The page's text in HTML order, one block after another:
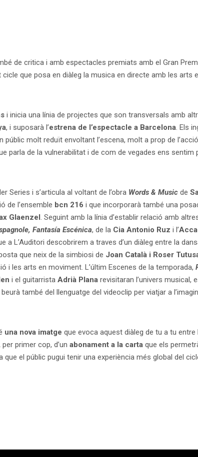
de critica i amb espectacles premiats amb el Gran
cicle que posa en diàleg la musica en directe amb les
i inicia una línia de projectes que son transversals amb
, i suposarà l’estrena de l’espectacle a Barcelona. Els
molt reduït envoltant l’escena, molt a prop de
parla de la vulnerabilitat i de com de vegades ens sentim
Series i s’articula al voltant de l’obra Words & Music de
de l’ensemble bcn 216 i que incorporarà també una
Glaenzel. Seguint amb la línia d’establir relació amb
Fantasía Escénica, de la Cia Antonio Ruz i l’
a L’Auditori descobrirem a traves d’un diàleg entre la
que neix de la simbiosi de Joan Català i Roser
i les arts en moviment. L’últim Escenes de la temporada,
i el guitarrista Adrià Plana revisitaran l’univers musical,
també del llenguatge del videoclip per viatjar a
una nova imatge que evoca aquest diàleg de tu a tu
primer cop, d’un abonament a la carta que els
el públic pugui tenir una experiència més global del